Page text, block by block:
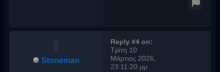
Stoneman
Reply #4 on:
Τρίτη 10
Μάρτιος 2026,
23:11:20 μμ